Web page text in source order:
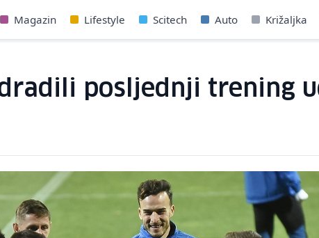
Magazin Lifestyle Scitech Auto Križaljka
posljednji trening